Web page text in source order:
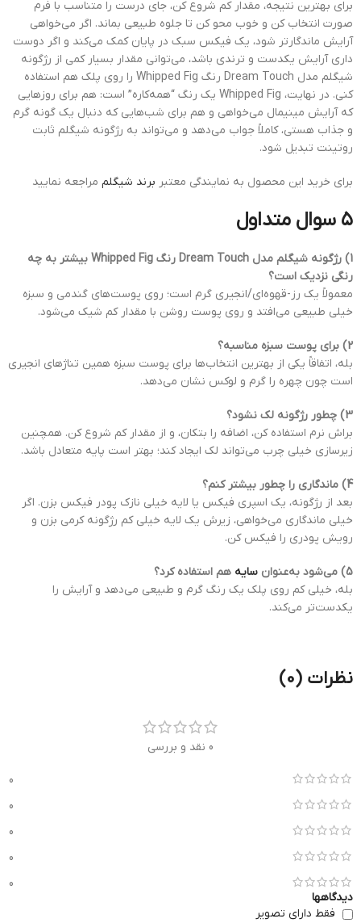
برای بهترین نتیجه، مقدار کم شروع کن، جای درست را متناسب با فرم
صورت انتخاب کن و خوب محو کن تا جلوه طبیعی بماند. اگر می‌خواهی
آرایش ماندگارتر شود، یک فیکس سبک در پایان کمک می‌کند و اگر دوست
داری آرایش یکدست و ترندی باشد، می‌توانی مقدار بسیار کمی از رژگونه
شیگلم مدل Dream Touch رنگ Whipped Fig را روی پلک هم استفاده
کنی. در نهایت، Whipped Fig یک رنگ “همه‌کاره” است: هم برای روزهایی
که آرایش مینیمال می‌خواهی و هم برای شب‌هایی که دنبال یک گونه گرم
و جذاب هستی، کاملاً جواب می‌دهد و می‌تواند به رژگونه شیگلم ثابت
روتینت تبدیل شود.
برای خرید این محصول به نمایندگی معتبر برند شیگلم مراجعه نمایید
۵ سوال متداول
1) رژگونه شیگلم مدل Dream Touch رنگ Whipped Fig بیشتر به چه
رنگی نزدیک است؟
معمولاً یک رز-قهوه‌ای/انجیری گرم است؛ روی پوست‌های گندمی و سبزه
خیلی طبیعی می‌افتد و روی پوست روشن با مقدار کم شیک می‌شود.
2) برای پوست سبزه مناسبه؟
بله، اتفاقاً یکی از بهترین انتخاب‌ها برای پوست سبزه همین تناژهای انجیری
است چون چهره را گرم و لوکس نشان می‌دهد.
3) چطور رژگونه لک نشود؟
براش نرم استفاده کن، اضافه را بتکان، و از مقدار کم شروع کن. همچنین
زیرسازی خیلی چرب می‌تواند لک ایجاد کند؛ بهتر است پایه متعادل باشد.
4) ماندگاری را چطور بیشتر کنم؟
بعد از رژگونه، یک اسپری فیکس یا لایه خیلی نازک پودر فیکس بزن. اگر
خیلی ماندگاری می‌خواهی، زیرش یک لایه خیلی کم رژگونه کرمی بزن و
رویش پودری را فیکس کن.
5) می‌شود به‌عنوان سایه هم استفاده کرد؟
بله، خیلی کم روی پلک یک رنگ گرم و طبیعی می‌دهد و آرایش را
یکدست‌تر می‌کند.
نظرات (0)
0 نقد و بررسی
0
0
0
0
0
دیدگاهها
فقط دارای تصویر